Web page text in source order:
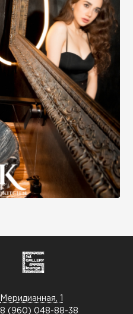
Меридианная, 1
8 (960) 048-88-38